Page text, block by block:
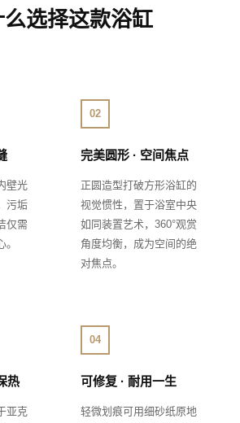
么选择这款浴缸
壁光
污垢
仅需
02
完美圆形 · 空间焦点
正圆造型打破方形浴缸的
视觉惯性，置于浴室中央
如同装置艺术，360°观赏
角度均衡，成为空间的绝
对焦点。
热
亚克
04
可修复 · 耐用一生
轻微划痕可用细砂纸原地